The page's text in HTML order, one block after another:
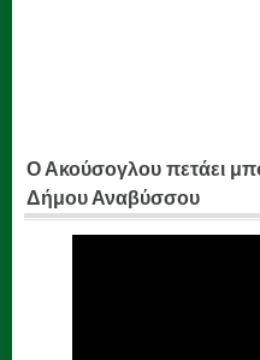
Ο Ακούσογλου πετάει
Δήμου Αναβύσσου